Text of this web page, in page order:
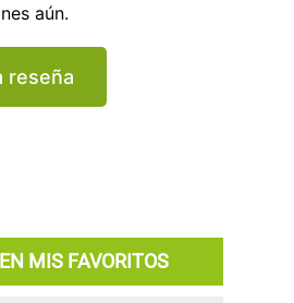
aún.
reseña
MIS FAVORITOS